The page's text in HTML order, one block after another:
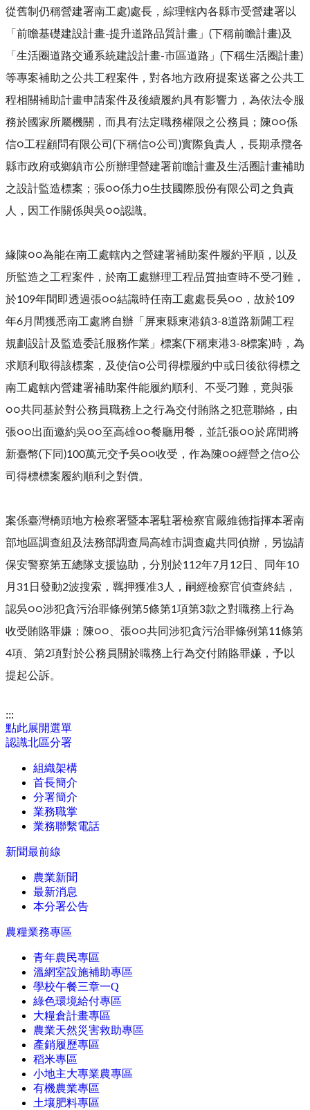
從舊制仍稱營建署南工處)處長，綜理轄內各縣市受營建署以
「前瞻基礎建設計畫-提升道路品質計畫」(下稱前瞻計畫)及
「生活圈道路交通系統建設計畫-市區道路」(下稱生活圈計畫)
等專案補助之公共工程案件，對各地方政府提案送審之公共工
程相關補助計畫申請案件及後續履約具有影響力，為依法令服
務於國家所屬機關，而具有法定職務權限之公務員；陳○○係
信○工程顧問有限公司(下稱信○公司)實際負責人，長期承攬各
縣市政府或鄉鎮市公所辦理營建署前瞻計畫及生活圈計畫補助
之設計監造標案；張○○係力○生技國際股份有限公司之負責
人，因工作關係與吳○○認識。
緣陳○○為能在南工處轄內之營建署補助案件履約平順，以及
所監造之工程案件，於南工處辦理工程品質抽查時不受刁難，
於109年間即透過張○○結識時任南工處處長吳○○，故於109
年6月間獲悉南工處將自辦「屏東縣東港鎮3-8道路新闢工程
規劃設計及監造委託服務作業」標案(下稱東港3-8標案)時，為
求順利取得該標案，及使信○公司得標履約中或日後欲得標之
南工處轄內營建署補助案件能履約順利、不受刁難，竟與張
○○共同基於對公務員職務上之行為交付賄賂之犯意聯絡，由
張○○出面邀約吳○○至高雄○○餐廳用餐，並託張○○於席間將
新臺幣(下同)100萬元交予吳○○收受，作為陳○○經營之信○公
司得標標案履約順利之對價。
案係臺灣橋頭地方檢察署暨本署駐署檢察官嚴維德指揮本署南
部地區調查組及法務部調查局高雄市調查處共同偵辦，另協請
保安警察第五總隊支援協助，分別於112年7月12日、同年10
月31日發動2波搜索，羈押獲准3人，嗣經檢察官偵查終結，
認吳○○涉犯貪污治罪條例第5條第1項第3款之對職務上行為
收受賄賂罪嫌；陳○○、張○○共同涉犯貪污治罪條例第11條第
4項、第2項對於公務員關於職務上行為交付賄賂罪嫌，予以
提起公訴。
:::
點此展開選單
認識北區分署
組織架構
首長簡介
分署簡介
業務職掌
業務聯繫電話
新聞最前線
農業新聞
最新消息
本分署公告
農糧業務專區
青年農民專區
溫網室設施補助專區
學校午餐三章一Q
綠色環境給付專區
大糧倉計畫專區
農業天然災害救助專區
產銷履歷專區
稻米專區
小地主大專業農專區
有機農業專區
土壤肥料專區